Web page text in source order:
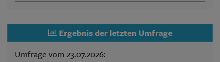
Ergebnis der letzten Umfrage
Umfrage vom 23.07.2026: